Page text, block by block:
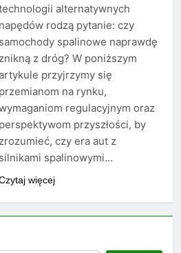
alternatywnych
napędów rodzą pytanie: czy
samochody spalinowe naprawdę
znikną z dróg? W poniższym
przyjrzymy się
przemianom na rynku,
regulacyjnym oraz
perspektywom przyszłości, by
zrozumieć, czy era aut z
silnikami spalinowymi…
więcej